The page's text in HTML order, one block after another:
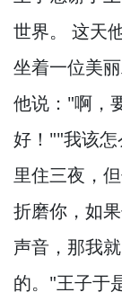
世界。
这天
坐着一位美
他说："啊，
好！ ""我该怎
里住三夜，
折磨你， 如
声音， 那我
的。 "王子于